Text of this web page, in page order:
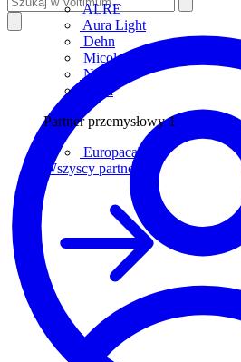
ALRE
Aura Light
Dehn
Micoled
Niko
Wiha
Partner przemysłowy 1
Europacable
Wszyscy partnerzy